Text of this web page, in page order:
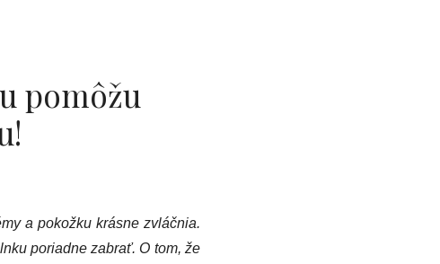
pomôžu
a pokožku krásne zvláčnia.
poriadne zabrať. O tom, že